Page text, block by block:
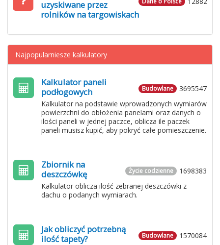
uzyskiwane przez
rolników na targowiskach
Najpopularniesze kalkulatory
3695547
Budowlane
Kalkulator paneli
podłogowych
Kalkulator na podstawie wprowadzonych wymiarów
powierzchni do obłożenia panelami oraz danych o
ilości paneli w jednej paczce, oblicza ile paczek
paneli musisz kupić, aby pokryć całe pomieszczenie.
1698383
Życie codzienne
Zbiornik na
deszczówkę
Kalkulator oblicza ilość zebranej deszczówki z
dachu o podanych wymiarach.
1570084
Budowlane
Jak obliczyć potrzebną
ilość tapety?